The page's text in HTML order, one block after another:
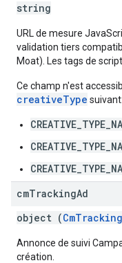
string
URL de mesure
validation tiers
Moat). Les tags de
Ce champ n'est
creativeType suivant:
cmTrackingAd
object (
Annonce de suivi
création.